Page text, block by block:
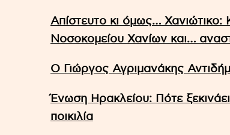
Απίστευτο κι όμως… Χανιώτικο:
Νοσοκομείου Χανίων και…
Ο Γιώργος Αγριμανάκης
Ένωση Ηρακλείου: Πότε
ποικιλία